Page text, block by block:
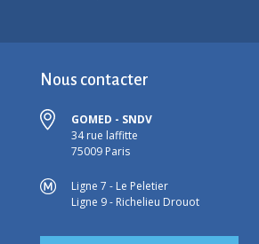
Nous contacter
GOMED - SNDV
34 rue laffitte
75009 Paris
Ligne 7 - Le Peletier
Ligne 9 - Richelieu Drouot